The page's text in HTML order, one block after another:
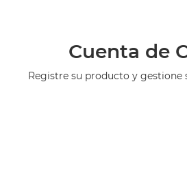
Cuenta de
Registre su producto y gestione